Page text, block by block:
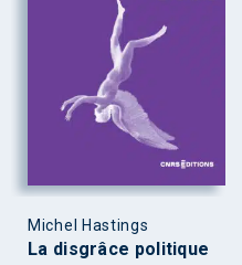
Michel Hastings
La disgrâce politique